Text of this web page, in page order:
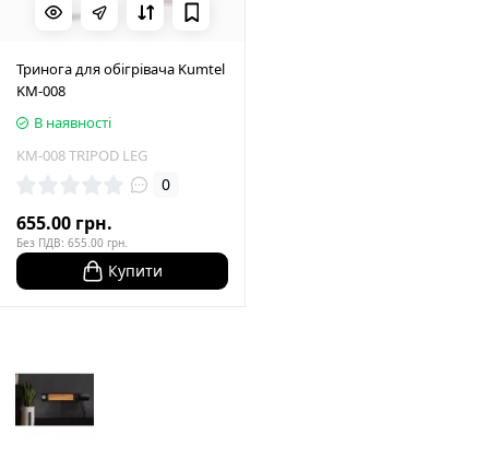
Тринога для обігрівача Kumtel
KM-008
В наявності
KM-008 TRIPOD LEG
0
655.00 грн.
Без ПДВ: 655.00 грн.
Купити